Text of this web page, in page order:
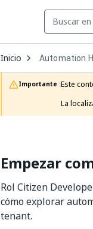
Inicio Open
Dropdown
to
choose
product
Automation
Importante :Este
La
Empezar
Rol Citizen
cómo explorar
tenant.